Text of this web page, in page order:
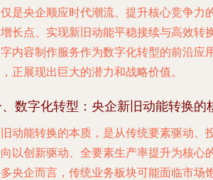
是央企顺应时代潮流、提升核心竞争力
长点、实现新旧动能平稳接续与高效转
内容制作服务作为数字化转型的前沿应
正展现出巨大的潜力和战略价值。
数字化转型：央企新旧动能转换的
动能转换的本质，是从传统要素驱动、
以创新驱动、全要素生产率提升为核心
央企而言，传统业务板块可能面临市场